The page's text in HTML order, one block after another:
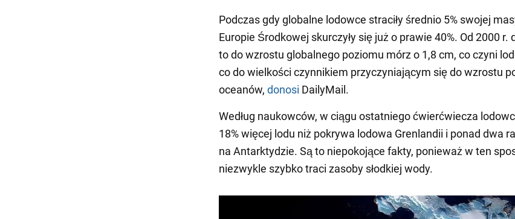
Podczas gdy globalne lodowce straciły średnio 5% swojej
Europie Środkowej skurczyły się już o prawie 40%. Od 2000 r.
to do wzrostu globalnego poziomu mórz o 1,8 cm, co czyni
co do wielkości czynnikiem przyczyniającym się do wzrostu
oceanów, donosi DailyMail.
Według naukowców, w ciągu ostatniego ćwierćwiecza
18% więcej lodu niż pokrywa lodowa Grenlandii i ponad dwa
na Antarktydzie. Są to niepokojące fakty, ponieważ w ten
niezwykle szybko traci zasoby słodkiej wody.